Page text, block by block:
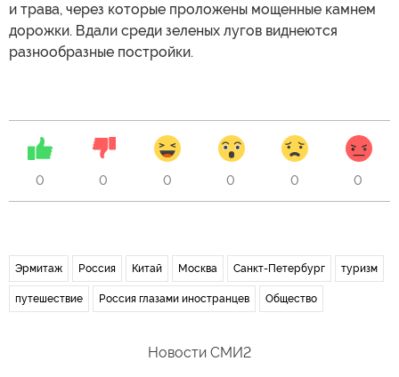
и трава, через которые проложены мощенные камнем
дорожки. Вдали среди зеленых лугов виднеются
разнообразные постройки.
0 0 0 0 0 0
Эрмитаж Россия Китай Москва Санкт-Петербург туризм
путешествие Россия глазами иностранцев Общество
Новости СМИ2